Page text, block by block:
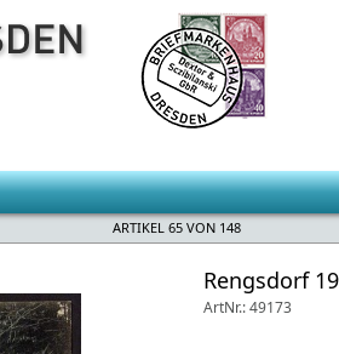
ARTIKEL 65 VON 148
Rengsdorf
ArtNr.: 49173